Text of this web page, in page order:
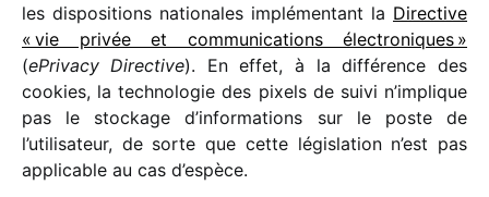
les dispo­si­tions natio­nales implé­men­tant la Directive
« vie privée et commu­ni­ca­tions élec­tro­niques »
(ePrivacy Directive). En effet, à la diffé­rence des
cookies, la tech­no­lo­gie des pixels de suivi n’implique
pas le stockage d’informations sur le poste de
l’utilisateur, de sorte que cette légis­la­tion n’est pas
appli­cable au cas d’espèce.